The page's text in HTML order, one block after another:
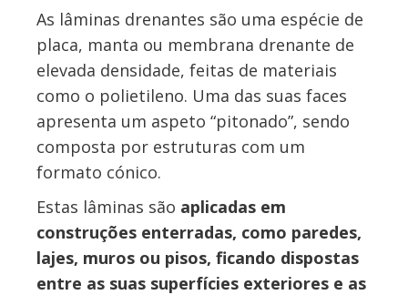
As lâminas drenantes são uma espécie de
placa, manta ou membrana drenante de
elevada densidade, feitas de materiais
como o polietileno. Uma das suas faces
apresenta um aspeto “pitonado”, sendo
composta por estruturas com um
formato cónico.
Estas lâminas são aplicadas em
construções enterradas, como paredes,
lajes, muros ou pisos, ficando dispostas
entre as suas superfícies exteriores e as